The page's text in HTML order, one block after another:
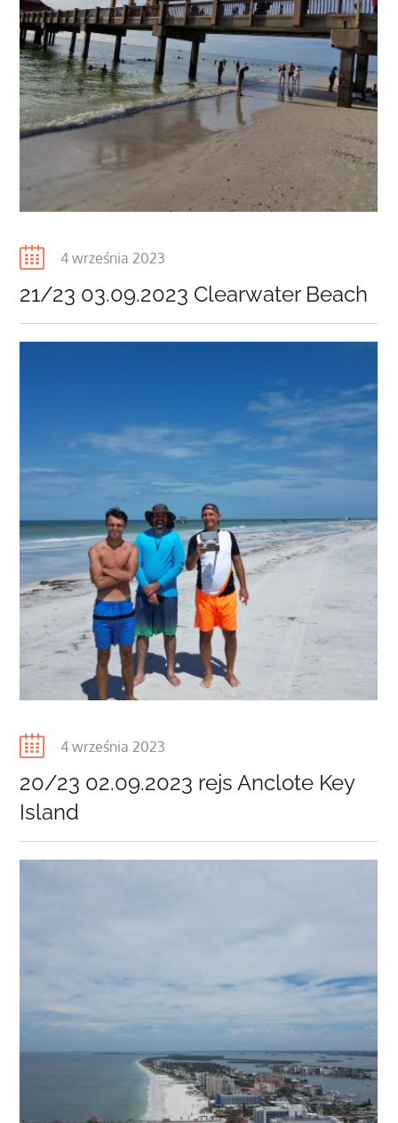
Posted
4 września 2023
21/23 03.09.2023 Clearwater Beach
Posted
4 września 2023
20/23 02.09.2023 rejs Anclote Key
Island